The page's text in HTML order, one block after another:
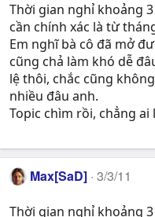
Thời gian nghỉ khoảng
cần chính xác là từ
Em nghĩ bà cô đã mở
cũng chả làm khó dễ
lệ thôi, chắc cũng
nhiều đâu anh.
Topic chìm rồi, chẳng ai
Max[SaD] 3/3/11
Thời gian nghỉ khoảng